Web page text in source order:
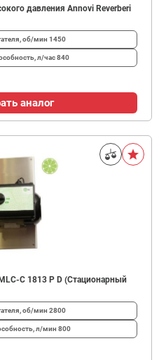
давления Annovi Reverberi
об/мин 1450
л/час840
аналог
C 1813 P D (Стационарный
об/мин 2800
л/мин 800